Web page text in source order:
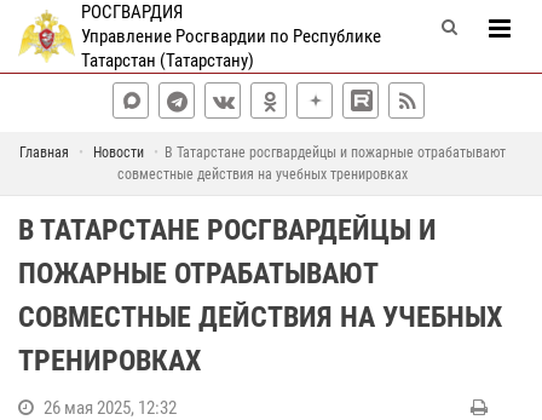
РОСГВАРДИЯ
Управление Росгвардии по Республике
Татарстан (Татарстану)
Главная Новости
В Татарстане росгвардейцы и пожарные отрабатывают
совместные действия на учебных тренировках
В ТАТАРСТАНЕ РОСГВАРДЕЙЦЫ И
ПОЖАРНЫЕ ОТРАБАТЫВАЮТ
СОВМЕСТНЫЕ ДЕЙСТВИЯ НА УЧЕБНЫХ
ТРЕНИРОВКАХ
26 мая 2025, 12:32